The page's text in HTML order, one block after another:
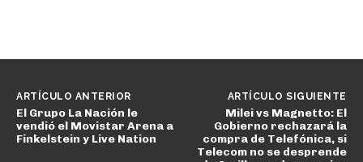
ARTÍCULO ANTERIOR
El Grupo La Nación le
vendió el Movistar Arena a
Finkelstein y Live Nation
ARTÍCULO SIGUIENTE
Milei vs Magnetto: El
Gobierno rechazará la
compra de Telefónica, si
Telecom no se desprende